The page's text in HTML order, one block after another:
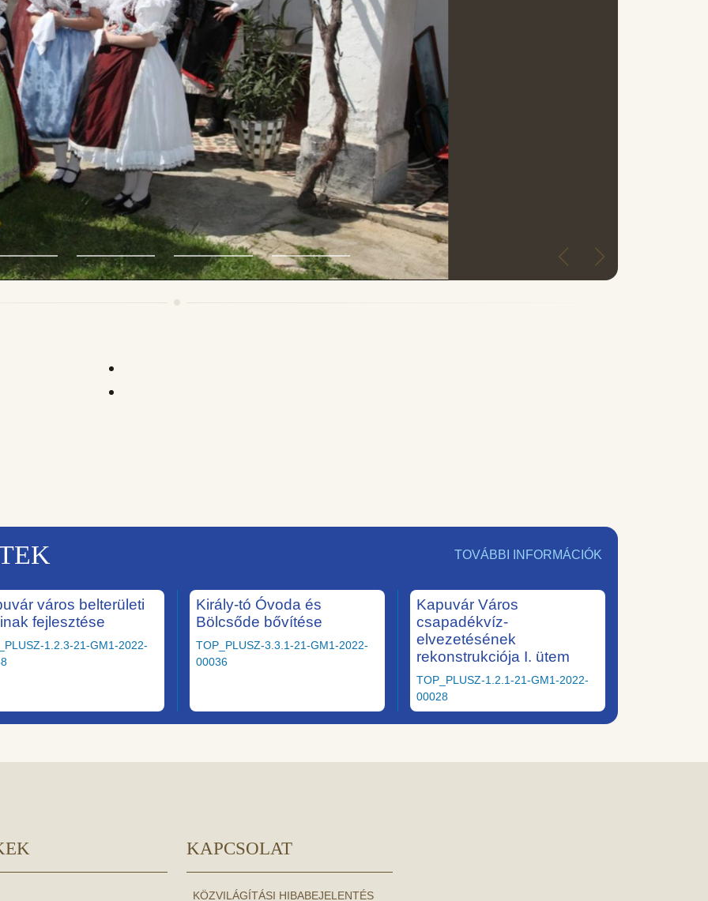
TOVÁBBI INFORMÁCIÓK
város belterületi
fejlesztése
1.2.3-21-GM1-2022-
Király-tó Óvoda és
Bölcsőde bővítése
TOP_PLUSZ-3.3.1-21-GM1-2022-
00036
Kapuvár Város
csapadékvíz-
elvezetésének
rekonstrukciója I. ütem
TOP_PLUSZ-1.2.1-21-GM1-2022-
00028
KAPCSOLAT
KÖZVILÁGÍTÁSI HIBABEJELENTÉS